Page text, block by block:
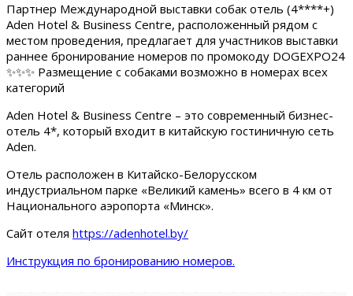
Партнер Международной выставки собак отель (4****+)
Aden Hotel & Business Centre, расположенный рядом с
местом проведения, предлагает для участников выставки
раннее бронирование номеров по промокоду DOGEXPO24
✨✨✨ Размещение с собаками возможно в номерах всех
категорий
Aden Hotel & Business Centre – это современный бизнес-
отель 4*, который входит в китайскую гостиничную сеть
Aden.
Отель расположен в Китайско-Белорусском
индустриальном парке «Великий камень» всего в 4 км от
Национального аэропорта «Минск».
Сайт отеля https://adenhotel.by/
Инструкция по бронированию номеров.